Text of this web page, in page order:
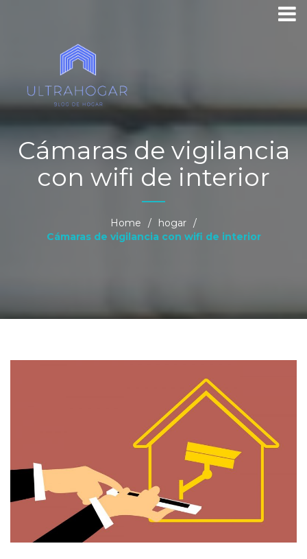
Cámaras de vigilancia
con wifi de interior
Home / hogar /
Cámaras de vigilancia con wifi de interior